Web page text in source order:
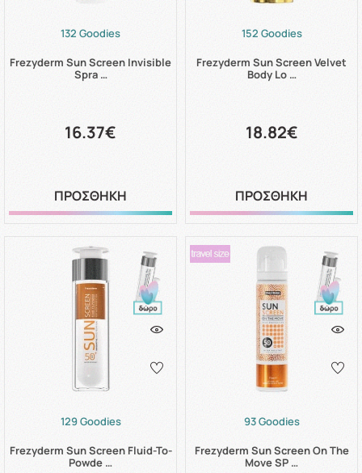
132 Goodies
Frezyderm Sun Screen Invisible
Spra …
16.37€
ΠΡΟΣΘΗΚΗ
152 Goodies
Frezyderm Sun Screen Velvet
Body Lo …
18.82€
ΠΡΟΣΘΗΚΗ
129 Goodies
Frezyderm Sun Screen Fluid-To-
Powde …
93 Goodies
Frezyderm Sun Screen On The
Move SP …